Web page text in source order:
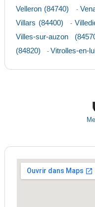
Velleron (84740) -
Villars (84400) -
Villes-sur-auzon
(84820)
- Vitrolles-en-